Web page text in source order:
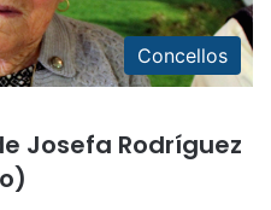
Concellos
Josefa Rodríguez